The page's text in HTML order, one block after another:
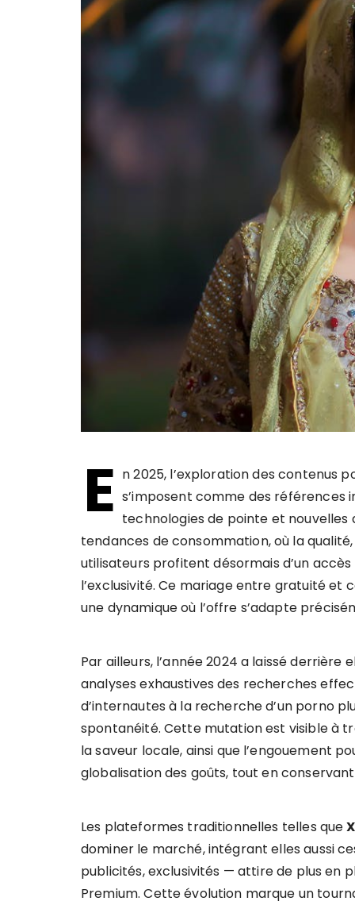
E n 2025, l’exploration des contenus
s’imposent comme des références
technologies de pointe et nouvelles
tendances de consommation, où la
utilisateurs profitent désormais d’un
l’exclusivité. Ce mariage entre gratuité et
une dynamique où l’offre s’adapte
Par ailleurs, l’année 2024 a laissé
analyses exhaustives des recherches
d’internautes à la recherche d’un porno
spontanéité. Cette mutation est visible à
la saveur locale, ainsi que l’engouement
globalisation des goûts, tout en
Les plateformes traditionnelles telles que
dominer le marché, intégrant elles aussi
publicités, exclusivités — attire de plus en
Premium. Cette évolution marque un